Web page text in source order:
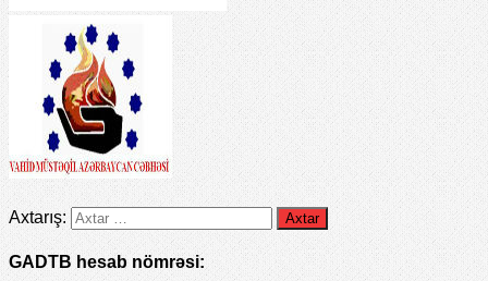
Axtarış:
GADTB hesab nömrəsi: